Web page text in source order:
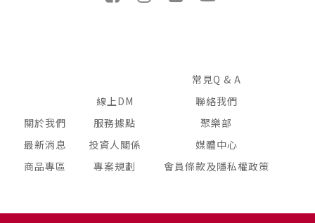
關於我們
最新消息
商品專區
線上DM
服務據點
投資人關係
專案規劃
常見Q & A
聯絡我們
聚樂部
媒體中心
會員條款及隱私權政策